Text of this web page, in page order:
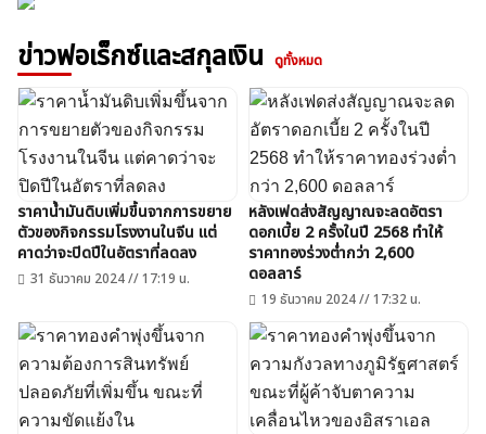
ข่าวฟอเร็กซ์และสกุลเงิน ดูทั้งหมด
ราคาน้ำมันดิบเพิ่มขึ้นจากการขยาย
ตัวของกิจกรรมโรงงานในจีน แต่
คาดว่าจะปิดปีในอัตราที่ลดลง
31 ธันวาคม 2024 // 17:19 น.
หลังเฟดส่งสัญญาณจะลดอัตรา
ดอกเบี้ย 2 ครั้งในปี 2568 ทำให้
ราคาทองร่วงต่ำกว่า 2,600
ดอลลาร์
19 ธันวาคม 2024 // 17:32 น.